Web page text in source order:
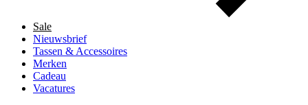
Sale
Nieuwsbrief
Tassen & Accessoires
Merken
Cadeau
Vacatures